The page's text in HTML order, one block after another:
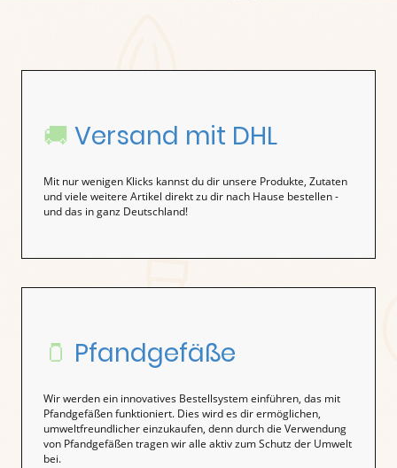
🚚 Versand mit DHL
Mit nur wenigen Klicks kannst du dir unsere Produkte, Zutaten
und viele weitere Artikel direkt zu dir nach Hause bestellen -
und das in ganz Deutschland!
🫙 Pfandgefäße
Wir werden ein innovatives Bestellsystem einführen, das mit
Pfandgefäßen funktioniert. Dies wird es dir ermöglichen,
umweltfreundlicher einzukaufen, denn durch die Verwendung
von Pfandgefäßen tragen wir alle aktiv zum Schutz der Umwelt
bei.